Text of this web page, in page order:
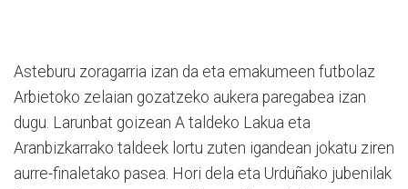
Asteburu zoragarria izan da eta emakumeen futbolaz
Arbietoko zelaian gozatzeko aukera paregabea izan
dugu. Larunbat goizean A taldeko Lakua eta
Aranbizkarrako taldeek lortu zuten igandean jokatu ziren
aurre-finaletako pasea. Hori dela eta Urduñako jubenilak